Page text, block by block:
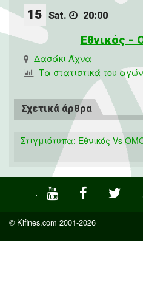
15 Sat. 20:00
Εθνικός -
Δασάκι Άχνα
Τα στατιστικά του
Σχετικά άρθρα
Στιγμιότυπα: Εθνικός Vs
·
© Kifines.com 2001-2026